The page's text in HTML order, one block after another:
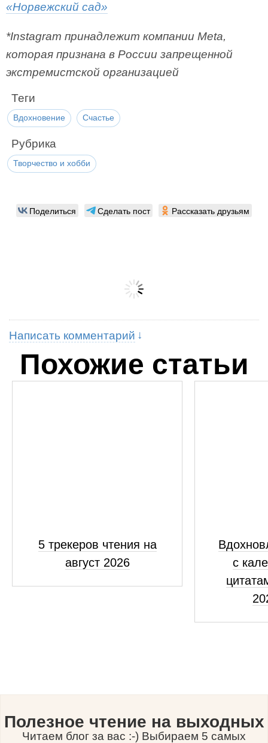
«Норвежский сад»
*Instagram принадлежит компании Meta,
которая признана в России запрещенной
экстремистской организацией
Теги
Вдохновение Счастье
Рубрика
Творчество и хобби
Поделиться Сделать пост Рассказать друзьям
Написать комментарий
Похожие статьи
5 трекеров чтения на
август 2026
с
Полезное чтение на выходных
Читаем блог за вас :-) Выбираем 5 самых